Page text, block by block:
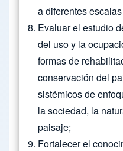
a diferentes
Evaluar el estudio
del uso y la
formas de
conservación del
sistémicos de
la sociedad, la
paisaje;
Fortalecer el